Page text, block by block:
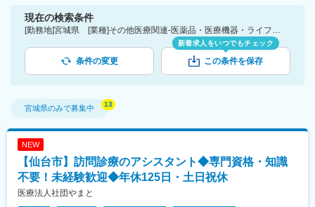
現在の検索条件
[勤務地]宮城県 [業種]その他医療関連-医薬品・医療機器・ライフサイエンス・医療系サービス [こだわり条件ピックアップ]転勤なし（勤務地限定） [詳細条件](募集・採用情報)転勤なし（勤務地限定）
条件の変更
新着求人をいつでもチェック
この条件を保存
宮城県のみで募集中
NEW
【仙台市】訪問診療のアシスタント◆専門資格・知識
不要！未経験歓迎◆年休125日・土日祝休
医療法人社団やまと